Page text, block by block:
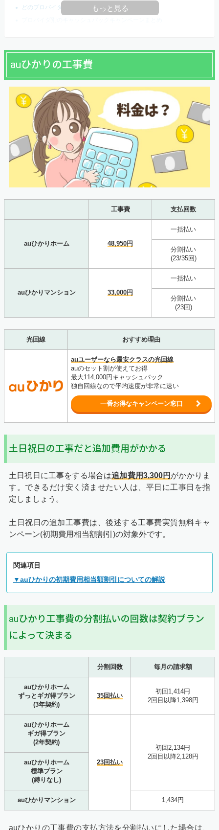
どのプロバイダを選んでも工事費用は同じ
もっと見る
auひかりの工事費
工事費 支払回数
auひかりホーム 48,950円
一括払い
分割払い
(23/35回)
auひかりマンション 33,000円
一括払い
分割払い
(23回)
光回線 おすすめ理由
auユーザーなら最安クラスの光回線
auのセット割が使えてお得
最大114,000円キャッシュバック
独自回線なので平均速度が非常に速い
一番お得なキャンペーン窓口
土日祝日の工事だと追加費用がかかる
土日祝日に工事をする場合は追加費用3,300円 がかかりま
す。できるだけ安く済ませたい人は、平日に工事日を指
定しましょう。
土日祝日の追加工事費は、後述する工事費実質無料キャ
ンペーン(初期費用相当額割引)の対象外です。
関連項目
▼auひかりの初期費用相当額割引についての解説
auひかり工事費の分割払いの回数は契約プラン
によって決まる
分割回数 毎月の請求額
auひかりホーム
ずっとギガ得プラン
(3年契約)
35回払い
初回1,414円
2回目以降1,398円
auひかりホーム
ギガ得プラン
(2年契約)
23回払い
初回2,134円
2回目以降2,128円
auひかりホーム
標準プラン
(縛りなし)
auひかりマンション 1,434円
auひかりの工事費の支払方法を分割払いにした場合は、